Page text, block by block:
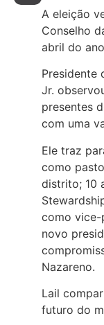
A eleição
Conselho
abril do
Presidente
Jr.
presentes
com uma
Ele traz
como
distrito; 10
como vice-
novo
Nazareno.
Lail
futuro do